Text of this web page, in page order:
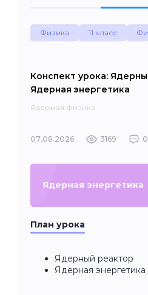
Физика 11 класс
Конспект урока:
Ядерная энергетика
Ядерная физика
07.08.2026 3169 0
Ядерная энергетика
План урока
Ядерный реактор
Ядерная энергетика